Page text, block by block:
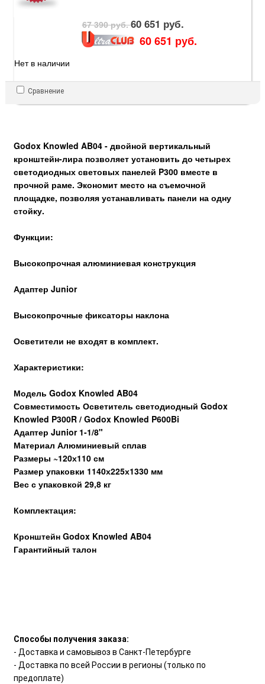
67 390 руб.60 651 руб.
60 651 руб.
Нет в наличии
Сравнение
Godox Knowled AB04 - двойной вертикальный
кронштейн-лира позволяет установить до четырех
светодиодных световых панелей P300 вместе в
прочной раме. Экономит место на съемочной
площадке, позволяя устанавливать панели на одну
стойку.
Функции:
Высокопрочная алюминиевая конструкция
Адаптер Junior
Высокопрочные фиксаторы наклона
Осветители не входят в комплект.
Характеристики:
Модель Godox Knowled AB04
Совместимость Осветитель светодиодный Godox
Knowled P300R / Godox Knowled P600Bi
Адаптер Junior 1-1/8"
Материал Алюминиевый сплав
Размеры ~120х110 см
Размер упаковки 1140х225х1330 мм
Вес с упаковкой 29,8 кг
Комплектация:
Кронштейн Godox Knowled AB04
Гарантийный талон
Способы получения заказа:
- Доставка и самовывоз в Санкт-Петербурге
- Доставка по всей России в регионы (только по
предоплате)